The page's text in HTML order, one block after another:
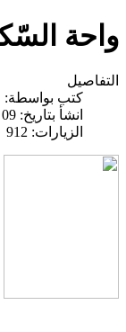
واحة
التفاصيل
كتب بواسطة:
انشأ بتاريخ: 09 أيار 2026
الزيارات: 912